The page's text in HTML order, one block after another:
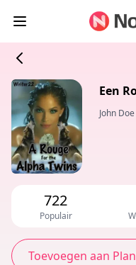
Een
John Doe
722
Populair
Toevoegen aan